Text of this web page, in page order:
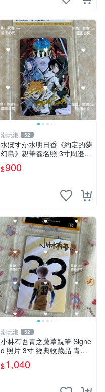
潮玩港 52
水ぽすか水明日香《約定的夢
幻島》親筆簽名照 3寸周邊照
片 簽名真跡 約束のネバーラ
ンド 周邊 照片收藏 水明日香
$900
潮玩港 52
小林有吾青之蘆葦親筆 Signe
d 照片 3寸 經典收藏品 青之
蘆葦限量版 周邊 相框裝裱 青
之蘆葦 簽名照 小林有吾
$1,040